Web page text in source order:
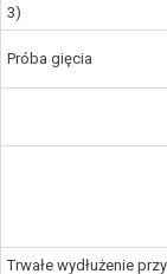
3)
Próba gięcia
Trwałe wydłużenie przy